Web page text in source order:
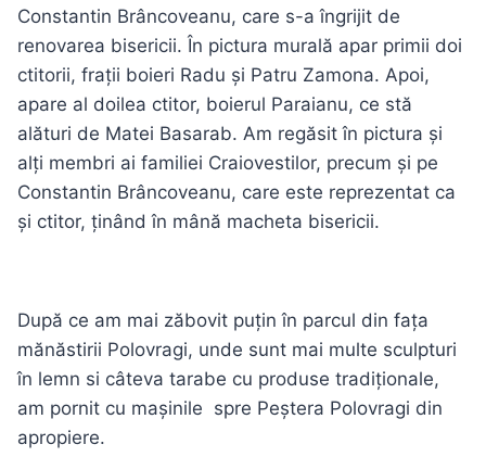
Constantin Brâncoveanu, care s-a îngrijit de
renovarea bisericii. În pictura murală apar primii doi
ctitorii, frații boieri Radu și Patru Zamona. Apoi,
apare al doilea ctitor, boierul Paraianu, ce stă
alături de Matei Basarab. Am regăsit în pictura și
alți membri ai familiei Craiovestilor, precum și pe
Constantin Brâncoveanu, care este reprezentat ca
și ctitor, ținând în mână macheta bisericii.
După ce am mai zăbovit puțin în parcul din fața
mănăstirii Polovragi, unde sunt mai multe sculpturi
în lemn si câteva tarabe cu produse tradiționale,
am pornit cu mașinile spre Peștera Polovragi din
apropiere.